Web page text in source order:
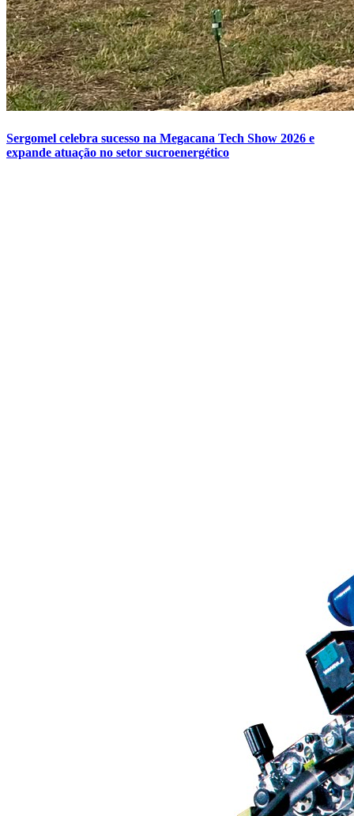
Sergomel celebra sucesso na Megacana Tech Show 2026 e
expande atuação no setor sucroenergético